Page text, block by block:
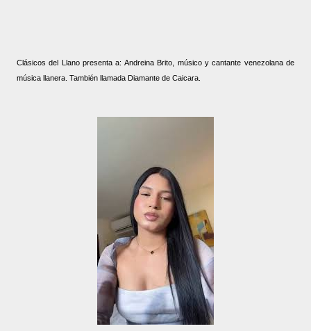
Clásicos del Llano presenta a: Andreina Brito, músico y cantante venezolana de
música llanera. También llamada Diamante de Caicara.